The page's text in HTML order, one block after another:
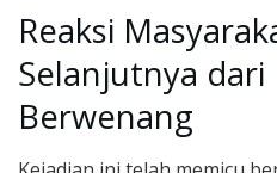
Reaksi
Selanjutnya dari
Berwenang